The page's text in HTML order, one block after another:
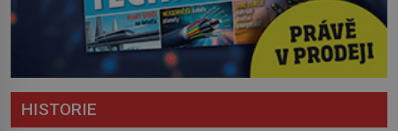
HISTORIE